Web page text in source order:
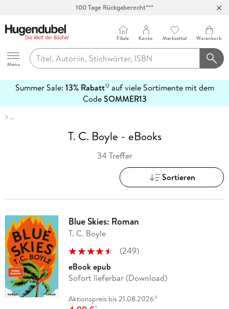
Abholung in über 100 Filialen
Hugendubel
Menu
Filiale Konto Merkzettel Warenkorb
Summer Sale: 13% Rabatt12auf viele Sortimente mit dem
CodeSOMMER13
erfahren
…
T. C. Boyle - eBooks
34 Treffer
Sortieren
Blue Skies: Roman
T. C. Boyle
(249)
eBook epub
Sofort lieferbar (Download)
Aktionspreis bis 21.08.20264